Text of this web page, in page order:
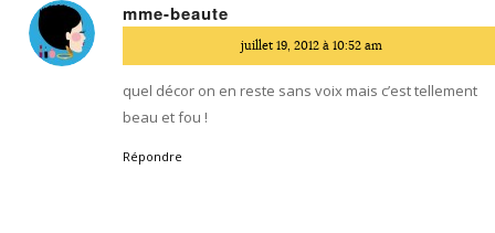
mme-beaute
:
juillet 19, 2012 à 10:52 am
quel décor on en reste sans voix mais c’est tellement
beau et fou !
Répondre